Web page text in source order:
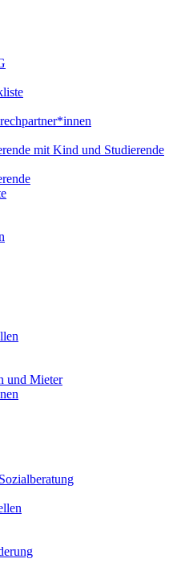
mit Kind und Studierende
und Mieter